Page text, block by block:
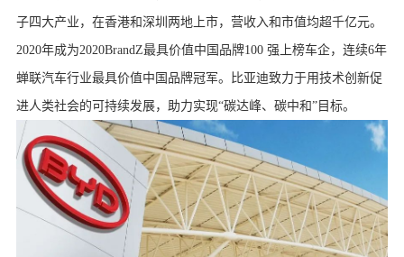
子四大产业，在香港和深圳两地上市，营收入和市值均超千亿元。
2020年成为2020BrandZ最具价值中国品牌100 强上榜车企，连续6年
蝉联汽车行业最具价值中国品牌冠军。比亚迪致力于用技术创新促
进人类社会的可持续发展，助力实现“碳达峰、碳中和”目标。